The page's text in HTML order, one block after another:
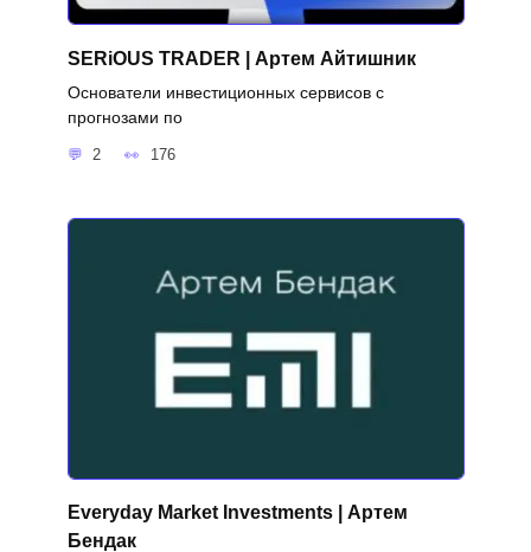
SERiOUS TRADER | Артем Айтишник
Основатели инвестиционных сервисов с
прогнозами по
2 176
Everyday Market Investments | Артем
Бендак